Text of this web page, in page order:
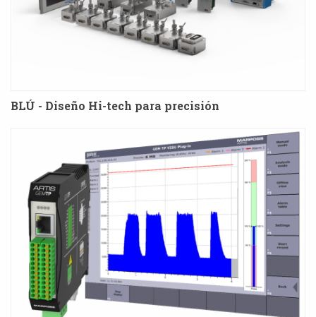
BLÚ - Diseño Hi-tech para precisión